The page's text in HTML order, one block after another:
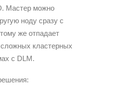
Мастер можно
ноду сразу с
же отпадает
кластерных
с DLM.